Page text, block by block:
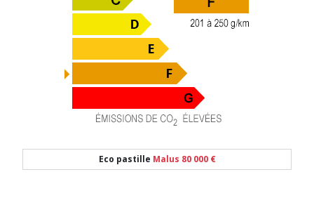
Eco pastille Malus 80 000 €